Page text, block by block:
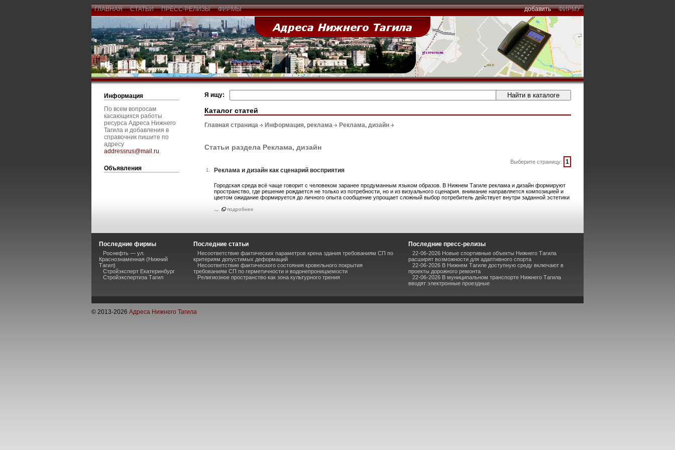
ГЛАВНАЯ СТАТЬИ ПРЕСС-РЕЛИЗЫ ФИРМЫ добавить ФИРМУ
Информация
По всем вопросам
касающихся работы
ресурса Адреса Нижнего
Тагила и добавления в
справочник пишите по
адресу
addressrus@mail.ru.
Объявления
Я ищу:
Каталог статей
Главная страница Информация, реклама Реклама, дизайн
Статьи раздела Реклама, дизайн
Выберите страницу: 1
1. Реклама и дизайн как сценарий восприятия
Городская среда всё чаще говорит с человеком заранее продуманным языком образов. В Нижнем Тагиле реклама и дизайн формируют
пространство, где решение рождается не только из потребности, но и из визуального сценария. внимание направляется композицией и
цветом ожидание формируется до личного опыта сообщение упрощает сложный выбор потребитель действует внутри заданной эстетики
подробнее
Последние фирмы
Роснефть — ул.
Краснознаменная (Нижний
Тагил)
Стройэксперт Екатеринбург
Стройэкспертиза Тагил
Последние статьи
Несоответствие фактических параметров крена здания требованиям СП по
критериям допустимых деформаций
Несоответствие фактического состояния кровельного покрытия
требованиям СП по герметичности и водонепроницаемости
Религиозное пространство как зона культурного трения
Последние пресс-релизы
22-06-2026 Новые спортивные объекты Нижнего Тагила
расширят возможности для адаптивного спорта
22-06-2026 В Нижнем Тагиле доступную среду включают в
проекты дорожного ремонта
22-06-2026 В муниципальном транспорте Нижнего Тагила
вводят электронные проездные
© 2013-2026 Адреса Нижнего Тагила